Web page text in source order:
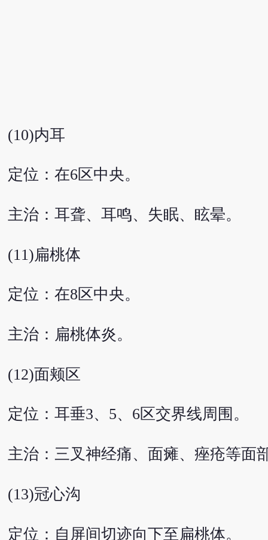
(10)内耳
定位：在6区中央。
主治：耳聋、耳鸣、失眠、眩晕。
(11)扁桃体
定位：在8区中央。
主治：扁桃体炎。
(12)面颊区
定位：耳垂3、5、6区交界线周围。
主治：三叉神经痛、面瘫、痤疮等面
(13)冠心沟
定位：自屏间切迹向下至扁桃体。